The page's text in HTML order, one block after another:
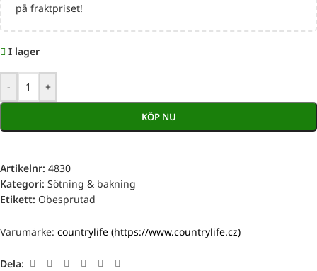
på fraktpriset!
I lager
- +
KÖP NU
Artikelnr: 4830
Kategori: Sötning & bakning
Etikett: Obesprutad
Varumärke: countrylife (https://www.countrylife.cz)
Dela: